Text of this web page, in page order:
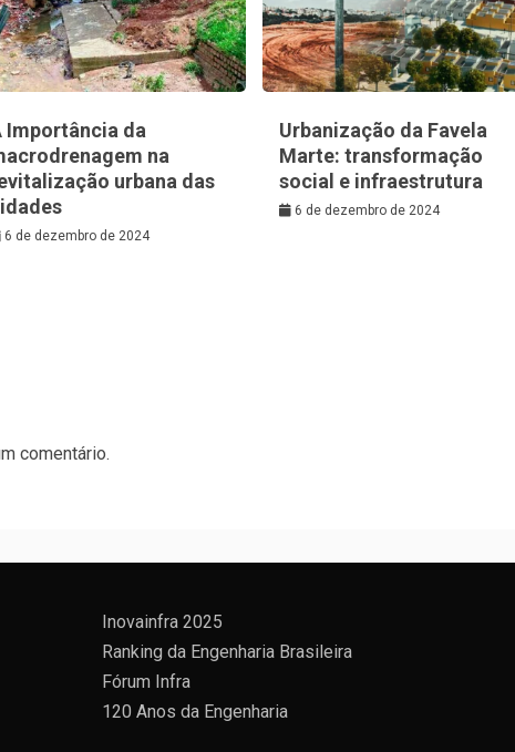
Importância da
na
urbana das
6 de dezembro de 2024
Urbanização da Favela
Marte: transformação
social e infraestrutura
6 de dezembro de 2024
comentário.
Inovainfra 2025
Ranking da Engenharia Brasileira
Fórum Infra
120 Anos da Engenharia